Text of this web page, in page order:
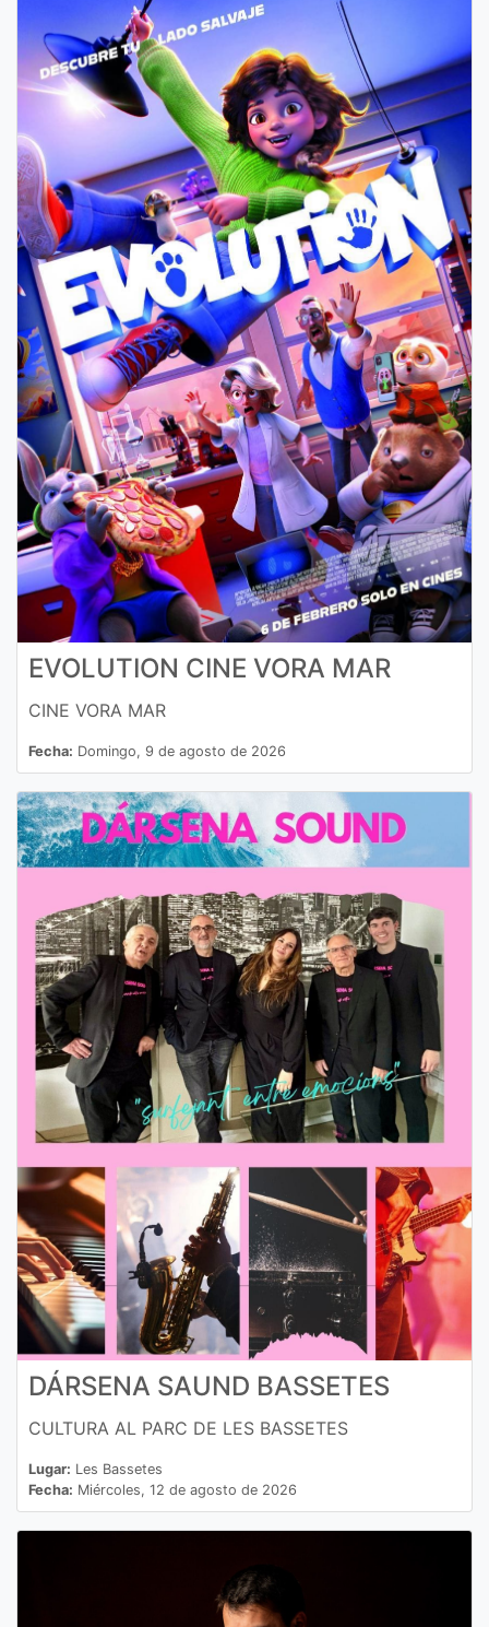
EVOLUTION CINE VORA MAR
CINE VORA MAR
Fecha: Domingo, 9 de agosto de 2026
DÁRSENA SAUND BASSETES
CULTURA AL PARC DE LES BASSETES
Lugar: Les Bassetes
Fecha: Miércoles, 12 de agosto de 2026